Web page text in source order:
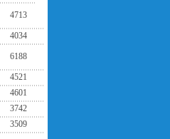
4713
4034
6188
4521
4601
3742
3509